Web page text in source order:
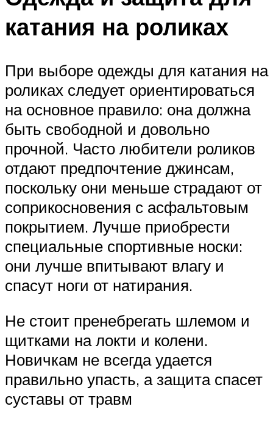
катания на роликах
При выборе одежды для катания на
роликах следует ориентироваться
на основное правило: она должна
быть свободной и довольно
прочной. Часто любители роликов
отдают предпочтение джинсам,
поскольку они меньше страдают от
соприкосновения с асфальтовым
покрытием. Лучше приобрести
специальные спортивные носки:
они лучше впитывают влагу и
спасут ноги от натирания.
Не стоит пренебрегать шлемом и
щитками на локти и колени.
Новичкам не всегда удается
правильно упасть, а защита спасет
суставы от травм